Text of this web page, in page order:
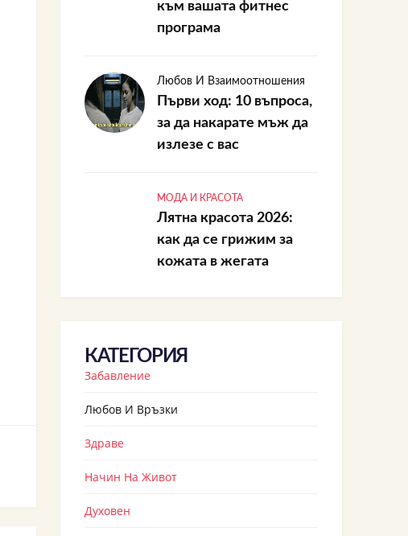
към вашата фитнес
програма
Любов И Взаимоотношения
Първи ход: 10 въпроса,
за да накарате мъж да
излезе с вас
МОДА И КРАСОТА
Лятна красота 2026:
как да се грижим за
кожата в жегата
КАТЕГОРИЯ
Забавление
Любов И Връзки
Здраве
Начин На Живот
Духовен